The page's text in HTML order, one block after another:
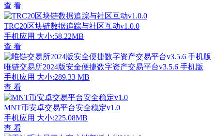
查 看
TRC20区块链数据追踪与社区互动v1.0.0
手机应用 大小:58.22MB
查 看
唯链交易所2024版安全便捷数字资产交易平台v3.5.6 手机版
手机应用 大小:289.33 MB
查 看
MNT币安卓交易平台安全稳定v1.0
手机应用 大小:225.08MB
查 看